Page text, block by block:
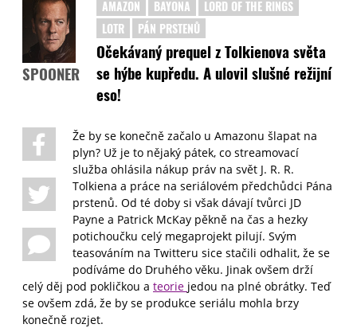
SPOONER
AMAZON BAYONA
LORD OF THE RINGS
LOTR
PÁN PRSTENŮ
Očekávaný prequel z Tolkienova světa
se hýbe kupředu. A ulovil slušné režijní
eso!
Že by se konečně začalo u Amazonu šlapat na
plyn? Už je to nějaký pátek, co streamovací
služba ohlásila nákup práv na svět J. R. R.
Tolkiena a práce na seriálovém předchůdci Pána
prstenů. Od té doby si však dávají tvůrci JD
Payne a Patrick McKay pěkně na čas a hezky
potichoučku celý megaprojekt pilují. Svým
teasováním na Twitteru sice stačili odhalit, že se
podíváme do Druhého věku. Jinak ovšem drží
celý děj pod pokličkou a teorie jedou na plné obrátky. Teď
se ovšem zdá, že by se produkce seriálu mohla brzy
konečně rozjet.